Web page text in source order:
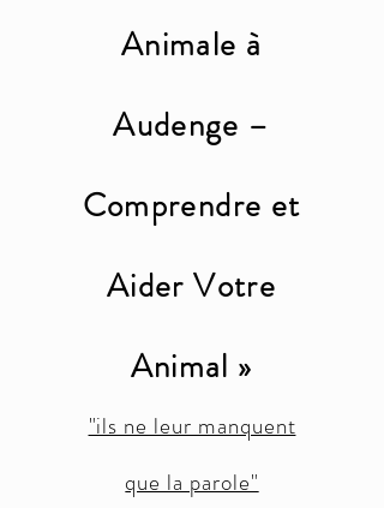
Animale à
Audenge –
Comprendre et
Aider Votre
Animal »
"ils ne leur manquent
que la parole"